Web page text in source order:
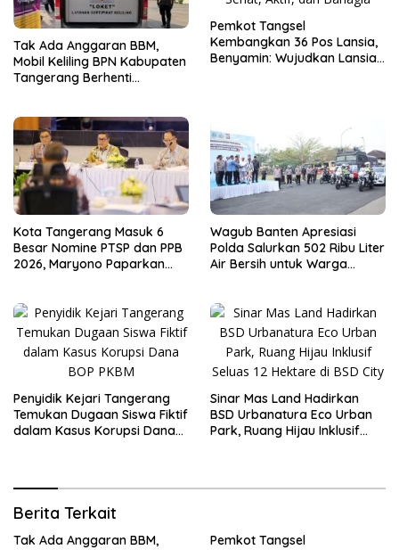
Tak Ada Anggaran BBM,
Mobil Keliling BPN Kabupaten
Tangerang Berhenti
Pemkot Tangsel
Kembangkan 36 Pos Lansia,
Benyamin: Wujudkan Lansia
Kota Tangerang Masuk 6
Besar Nomine PTSP dan PPB
2026, Maryono Paparkan
Wagub Banten Apresiasi
Polda Salurkan 502 Ribu Liter
Air Bersih untuk Warga
Penyidik Kejari Tangerang
Temukan Dugaan Siswa Fiktif
dalam Kasus Korupsi Dana
Sinar Mas Land Hadirkan
BSD Urbanatura Eco Urban
Park, Ruang Hijau Inklusif
Berita Terkait
Tak Ada Anggaran BBM,
Pemkot Tangsel